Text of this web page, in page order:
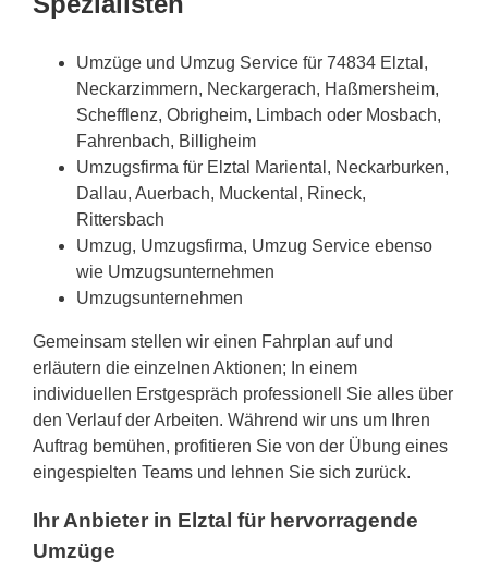
Umzüge und Umzug Service für 74834 Elztal,
Neckarzimmern, Neckargerach, Haßmersheim,
Schefflenz, Obrigheim, Limbach oder Mosbach,
Fahrenbach, Billigheim
Umzugsfirma für Elztal Mariental, Neckarburken,
Dallau, Auerbach, Muckental, Rineck,
Rittersbach
Umzug, Umzugsfirma, Umzug Service ebenso
wie Umzugsunternehmen
Umzugsunternehmen
Gemeinsam stellen wir einen Fahrplan auf und
erläutern die einzelnen Aktionen; In einem
individuellen Erstgespräch professionell Sie alles über
den Verlauf der Arbeiten. Während wir uns um Ihren
Auftrag bemühen, profitieren Sie von der Übung eines
eingespielten Teams und lehnen Sie sich zurück.
Ihr Anbieter in Elztal für hervorragende
Umzüge